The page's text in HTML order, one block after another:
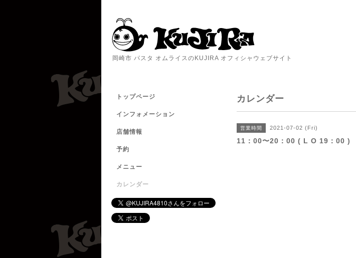
岡崎市 パスタ オムライスのKUJIRA オフィシャウェブサイト
カレンダー
営業時間 2021-07-02 (Fri)
11：00〜20：00 ( L O 19：00 )
トップページ
インフォメーション
店舗情報
予約
メニュー
カレンダー